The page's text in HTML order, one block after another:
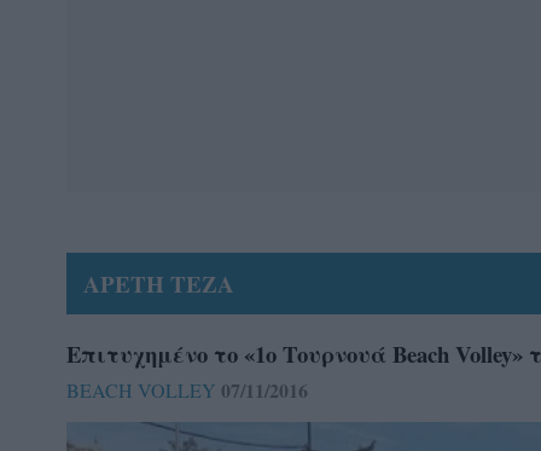
ΑΡΕΤΗ ΤΕΖΑ
Επιτυχημένο το «1ο Τουρνουά Beach
BEACH VOLLEY 07/11/2016